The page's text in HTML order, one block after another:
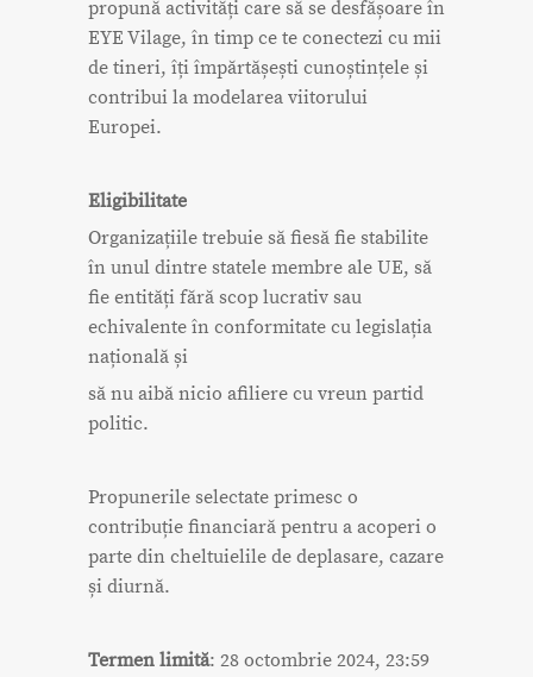
propună activități care să se desfășoare în
EYE Vilage, în timp ce te conectezi cu mii
de tineri, îți împărtășești cunoștințele și
contribui la modelarea viitorului
Europei.
Eligibilitate
Organizațiile trebuie să fiesă fie stabilite
în unul dintre statele membre ale UE, să
fie entități fără scop lucrativ sau
echivalente în conformitate cu legislația
națională și
să nu aibă nicio afiliere cu vreun partid
politic.
Propunerile selectate primesc o
contribuție financiară pentru a acoperi o
parte din cheltuielile de deplasare, cazare
și diurnă.
Termen limită: 28 octombrie 2024, 23:59